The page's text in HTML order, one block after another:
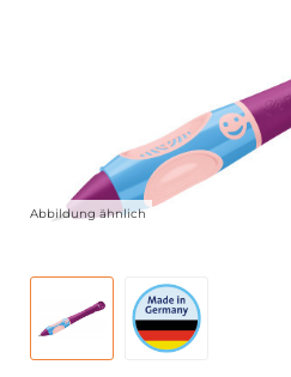
Abbildung ähnlich